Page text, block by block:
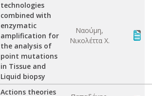
technologies
combined with
enzymatic
amplification for
the analysis of
point mutations
in Tissue and
Liquid biopsy
Ναούμη,
Νικολέττα Χ.
Actions theories